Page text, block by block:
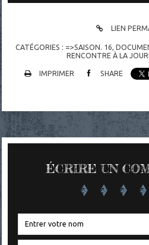
LIEN
CATÉGORIES : =>SAISON. 16,
RENCONTRE À LA
IMPRIMER SHARE
ÉCRIRE UN